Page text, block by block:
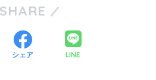
SHARE
シェア LINE